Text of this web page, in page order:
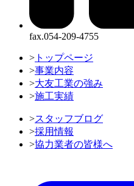
fax.054-209-4755
> トップページ
>事業内容
>大友工業の強み
>施工実績
>スタッフブログ
>採用情報
>協力業者の皆様へ